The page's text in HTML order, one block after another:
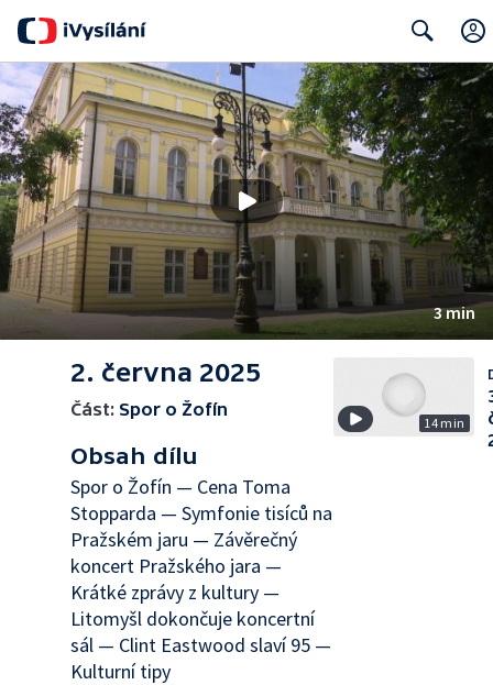
Search
3 min
2. června 2025
Část: Spor o Žofín
Obsah dílu
Spor o Žofín — Cena Toma
Stopparda — Symfonie tisíců na
Pražském jaru — Závěrečný
koncert Pražského jara —
Krátké zprávy z kultury —
Litomyšl dokončuje koncertní
sál — Clint Eastwood slaví 95 —
Kulturní tipy
14 min